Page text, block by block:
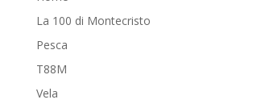
La 100 di Montecristo
Pesca
T88M
Vela